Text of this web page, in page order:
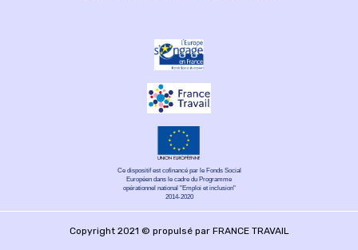
Ce dispositif est cofinancé par le Fonds Social
Européen dans le cadre du Programme
opérationnel national "Emploi et inclusion"
2014-2020
Copyright 2021 © propulsé par FRANCE TRAVAIL